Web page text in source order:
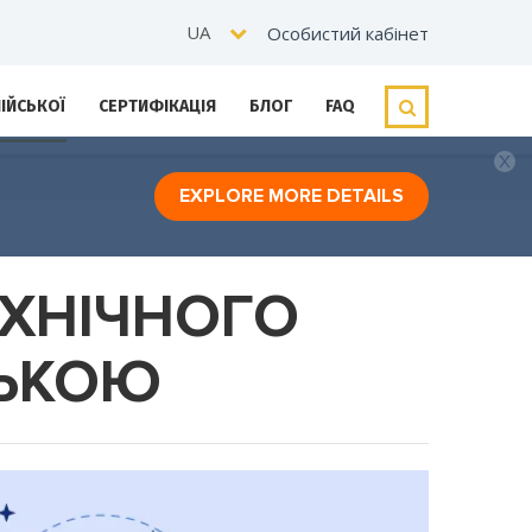
UA Особистий кабінет
СЕРТИФІКАЦІЯ БЛОГ FAQ
EXPLORE MORE DETAILS